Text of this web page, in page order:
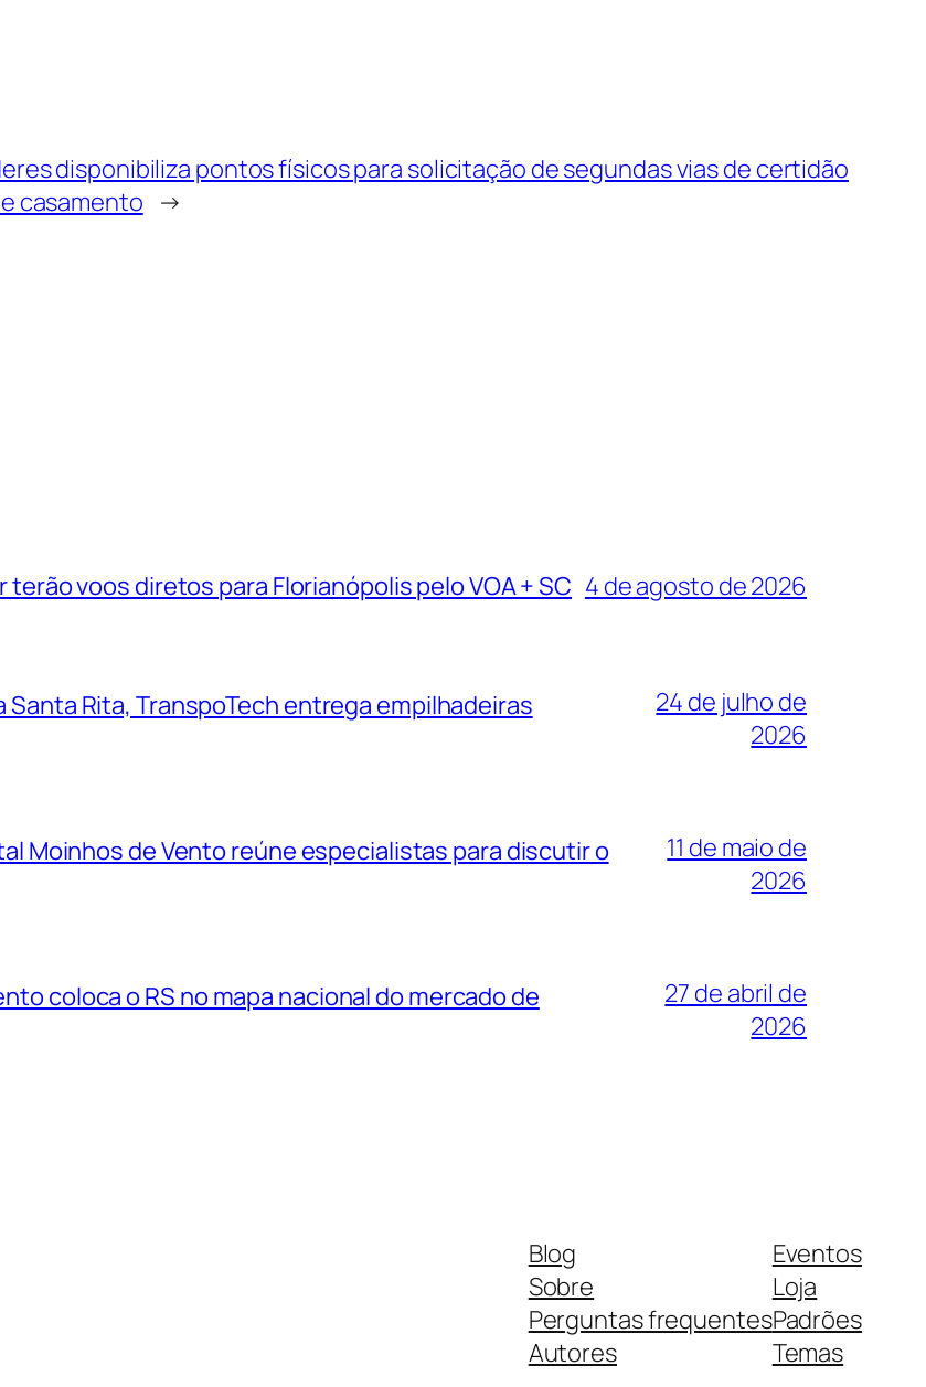
disponibiliza pontos físicos para solicitação de segundas vias de certidão
casamento →
voos diretos para Florianópolis pelo VOA + SC 4 de agosto de 2026
Santa Rita, TranspoTech entrega empilhadeiras
24 de julho de
2026
Moinhos de Vento reúne especialistas para discutir o
11 de maio de
2026
coloca o RS no mapa nacional do mercado de
27 de abril de
2026
Blog
Sobre
Perguntas frequentes
Autores
Eventos
Loja
Padrões
Temas